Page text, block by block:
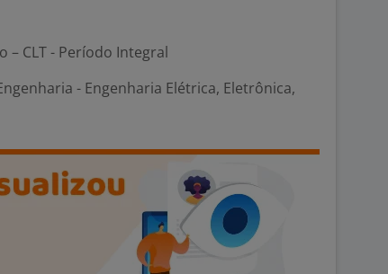
– CLT - Período Integral
- Engenharia Elétrica, Eletrônica,